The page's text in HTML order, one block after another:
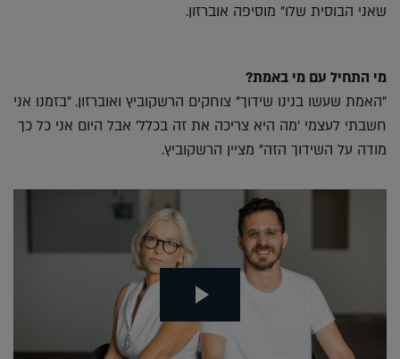
שאני הבוסית שלו" מוסיפה אוברזון.
מי התחיל עם מי באמת?
"האמת שעשו בנינו שידוך" צוחקים הרשקוביץ ואוברזון. "בזמנו אני
חשבתי לעצמי 'מה היא צריכה את זה בכלל' אבל היום אני כל כך
מודה על השידוך הזה" מציין הרשקוביץ.